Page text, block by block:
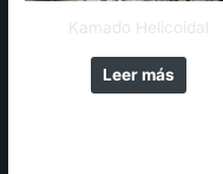
Kamado Helicoidal
Leer más